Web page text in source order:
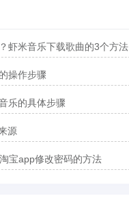
虾米音乐下载歌曲的3个方法
操作步骤
乐的具体步骤
源
宝app修改密码的方法